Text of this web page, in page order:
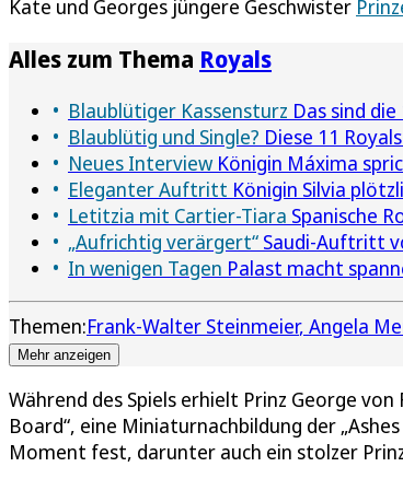
Kate und Georges jüngere Geschwister
Alles zum Thema Royals
Blaublütiger Kassensturz Das sind
Blaublütig und Single? Diese 11
Neues Interview Königin Máxima
Eleganter Auftritt Königin Silvia
Letitzia mit Cartier-Tiara Spanische
„Aufrichtig verärgert“ Saudi-Auftritt
In wenigen Tagen Palast macht
Themen:Frank-Walter Steinmeier Angela
Mehr anzeigen
Während des Spiels erhielt Prinz George
Board“, eine Miniaturnachbildung der
Moment fest, darunter auch ein stolzer